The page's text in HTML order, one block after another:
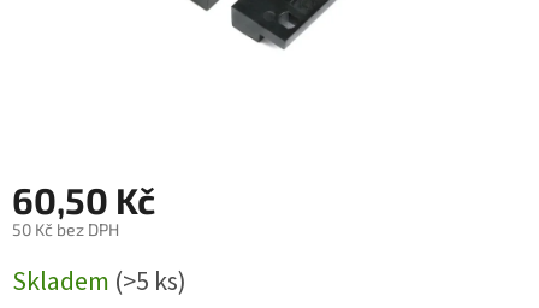
60,50 Kč
50 Kč bez DPH
cena:
Skladem (>5 ks)